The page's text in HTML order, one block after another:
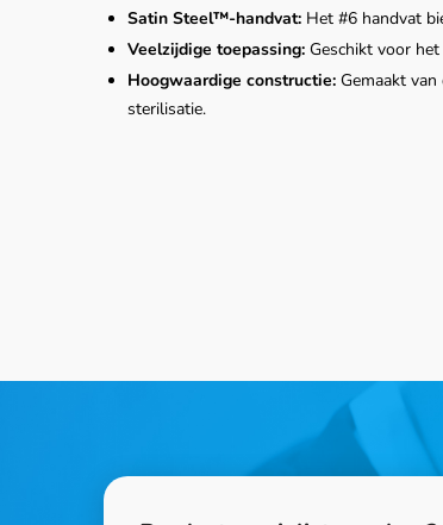
Satin Steel™-handvat: Het #6 handvat
Veelzijdige toepassing: Geschikt voor
Hoogwaardige constructie: Gemaakt
sterilisatie.